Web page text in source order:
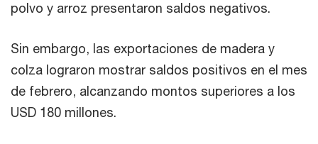
polvo y arroz presentaron saldos negativos.
Sin embargo, las exportaciones de madera y
colza lograron mostrar saldos positivos en el mes
de febrero, alcanzando montos superiores a los
USD 180 millones.